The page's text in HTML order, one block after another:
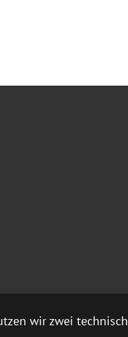
wir zwei technisch